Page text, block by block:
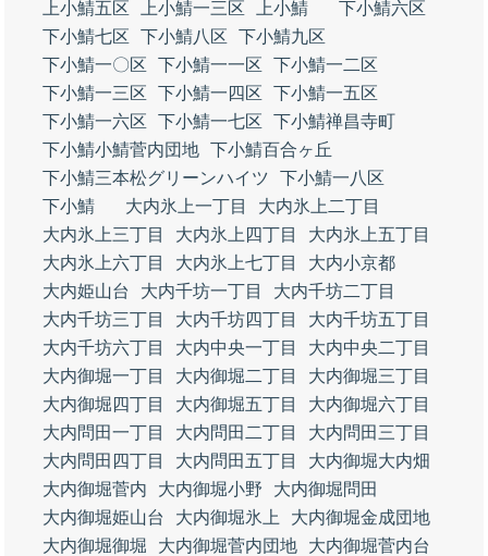
上小鯖五区 上小鯖一三区 上小鯖
下小鯖六区
下小鯖七区
下小鯖八区
下小鯖九区
下小鯖一〇区
下小鯖一一区
下小鯖一二区
下小鯖一三区
下小鯖一四区
下小鯖一五区
下小鯖一六区
下小鯖一七区
下小鯖禅昌寺町
下小鯖小鯖菅内団地 下小鯖百合ヶ丘
下小鯖三本松グリーンハイツ
下小鯖一八区
下小鯖
大内氷上一丁目
大内氷上二丁目
大内氷上三丁目
大内氷上四丁目
大内氷上五丁目
大内氷上六丁目
大内氷上七丁目
大内小京都
大内姫山台
大内千坊一丁目
大内千坊二丁目
大内千坊三丁目
大内千坊四丁目
大内千坊五丁目
大内千坊六丁目
大内中央一丁目
大内中央二丁目
大内御堀一丁目
大内御堀二丁目
大内御堀三丁目
大内御堀四丁目
大内御堀五丁目
大内御堀六丁目
大内問田一丁目
大内問田二丁目
大内問田三丁目
大内問田四丁目
大内問田五丁目
大内御堀大内畑
大内御堀菅内
大内御堀小野
大内御堀問田
大内御堀姫山台
大内御堀氷上
大内御堀金成団地
大内御堀御堀
大内御堀菅内団地
大内御堀菅内台